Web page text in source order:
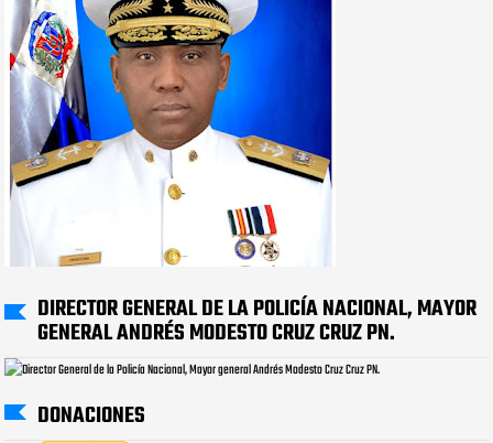
DIRECTOR GENERAL DE LA POLICÍA NACIONAL, MAYOR
GENERAL ANDRÉS MODESTO CRUZ CRUZ PN.
DONACIONES